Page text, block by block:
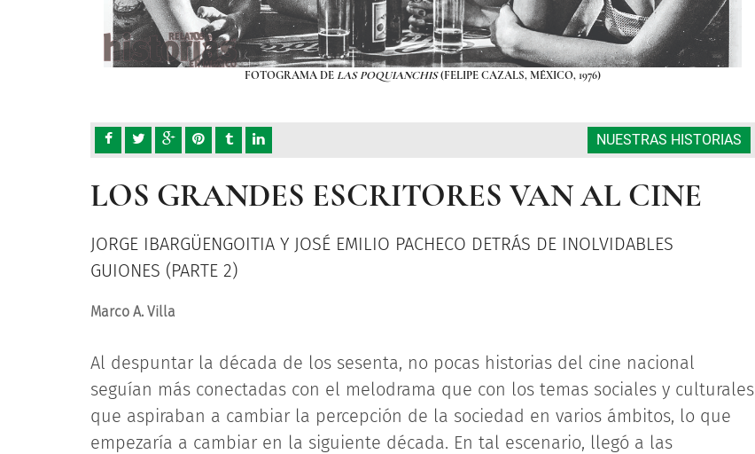
FOTOGRAMA DELAS POQUIANCHIS(FELIPE CAZALS, MÉXICO, 1976)
NUESTRAS HISTORIAS
LOS GRANDES ESCRITORES VAN AL CINE
JORGE IBARGÜENGOITIA Y JOSÉ EMILIO PACHECO DETRÁS DE INOLVIDABLES
GUIONES (PARTE 2)
Marco A. Villa
Al despuntar la década de los sesenta, no pocas historias del cine nacional
seguían más conectadas con el melodrama que con los temas sociales y culturales
que aspiraban a cambiar la percepción de la sociedad en varios ámbitos, lo que
empezaría a cambiar en la siguiente década. En tal escenario, llegó a las